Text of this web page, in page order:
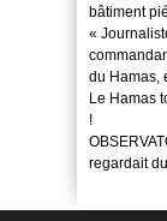
bâtiment
«
du Hamas,
Le Hamas
!
regardait